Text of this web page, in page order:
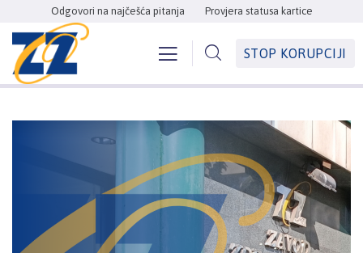
Odgovori na najčešća pitanja Provjera statusa kartice
STOP KORUPCIJI